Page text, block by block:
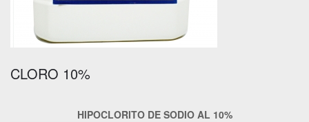
CLORO 10%
HIPOCLORITO DE SODIO AL 10%